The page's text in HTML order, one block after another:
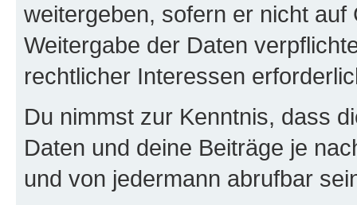
weitergeben, sofern er nicht
Weitergabe der Daten
rechtlicher Interessen
Du nimmst zur Kenntnis, dass
Daten und deine Beiträge je
und von jedermann abrufbar